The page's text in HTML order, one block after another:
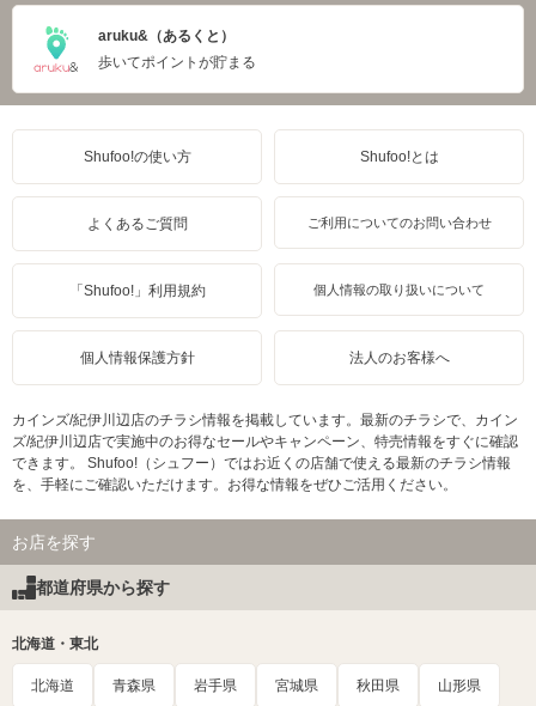
aruku&（あるくと）
歩いてポイントが貯まる
Shufoo!の使い方 Shufoo!とは
よくあるご質問 ご利用についてのお問い合わせ
「Shufoo!」利用規約 個人情報の取り扱いについて
個人情報保護方針 法人のお客様へ
カインズ/紀伊川辺店のチラシ情報を掲載しています。最新のチラシで、カイン
ズ/紀伊川辺店で実施中のお得なセールやキャンペーン、特売情報をすぐに確認
できます。 Shufoo!（シュフー）ではお近くの店舗で使える最新のチラシ情報
を、手軽にご確認いただけます。お得な情報をぜひご活用ください。
お店を探す
都道府県から探す
北海道・東北
北海道 青森県 岩手県 宮城県 秋田県 山形県